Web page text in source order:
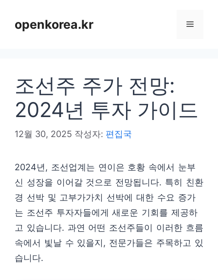
openkorea.kr 메
조선주 주가 전망:
2024년 투자 가이드
12월 30, 2025 작성자: 편집국
2024년, 조선업계는 연이은 호황 속에서 눈부
신 성장을 이어갈 것으로 전망됩니다. 특히 친환
경 선박 및 고부가가치 선박에 대한 수요 증가
는 조선주 투자자들에게 새로운 기회를 제공하
고 있습니다. 과연 어떤 조선주들이 이러한 흐름
속에서 빛날 수 있을지, 전문가들은 주목하고 있
습니다.